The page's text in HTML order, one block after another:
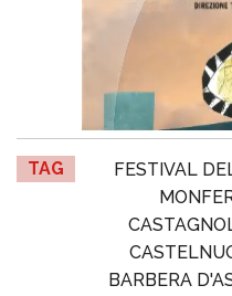
TAG FESTIVAL
BARBERA